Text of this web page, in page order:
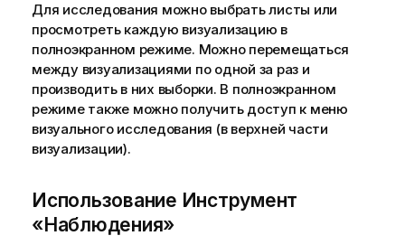
Для исследования можно выбрать листы или
просмотреть каждую визуализацию в
полноэкранном режиме. Можно перемещаться
между визуализациями по одной за раз и
производить в них выборки. В полноэкранном
режиме также можно получить доступ к меню
визуального исследования (в верхней части
визуализации).
Использование Инструмент
«Наблюдения»